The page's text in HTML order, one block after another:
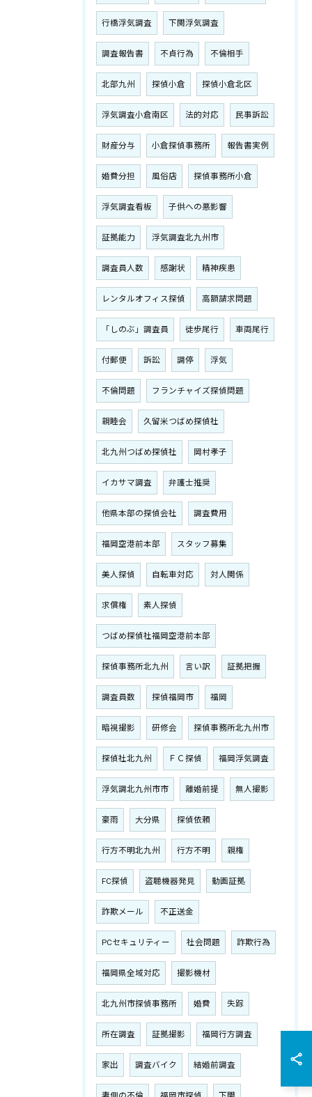
行橋浮気調査 下関浮気調査
調査報告書 不貞行為 不倫相手
北部九州 探偵小倉 探偵小倉北区
浮気調査小倉南区 法的対応 民事訴訟
財産分与 小倉探偵事務所 報告書実例
婚費分担 風俗店 探偵事務所小倉
浮気調査看板 子供への悪影響
証拠能力 浮気調査北九州市
調査員人数 感謝状 精神疾患
レンタルオフィス探偵 高額請求問題
「しのぶ」調査員 徒歩尾行 車両尾行
付郵便 訴訟 調停 浮気
不倫問題 フランチャイズ探偵問題
親睦会 久留米つばめ探偵社
北九州つばめ探偵社 岡村孝子
イカサマ調査 弁護士推奨
他県本部の探偵会社 調査費用
福岡空港前本部 スタッフ募集
美人探偵 自転車対応 対人関係
求償権 素人探偵
つばめ探偵社福岡空港前本部
探偵事務所北九州 言い訳 証拠把握
調査員数 探偵福岡市 福岡
暗視撮影 研修会 探偵事務所北九州市
探偵社北九州 ＦＣ探偵 福岡浮気調査
浮気調北九州市市 離婚前提 無人撮影
豪雨 大分県 探偵依頼
行方不明北九州 行方不明 親権
FC探偵 盗聴機器発見 動画証拠
詐欺メール 不正送金
PCセキュリティー 社会問題 詐欺行為
福岡県全域対応 撮影機材
北九州市探偵事務所 婚費 失踪
所在調査 証拠撮影 福岡行方調査
家出 調査バイク 結婚前調査